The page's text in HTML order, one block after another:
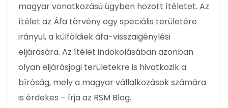
magyar vonatkozású ügyben hozott ítéletet. Az
ítélet az Áfa törvény egy speciális területére
irányul, a külföldiek áfa-visszaigénylési
eljárására. Az ítélet indokolásában azonban
olyan eljárásjogi területekre is hivatkozik a
bíróság, mely a magyar vállalkozások számára
is érdekes – írja az RSM Blog.